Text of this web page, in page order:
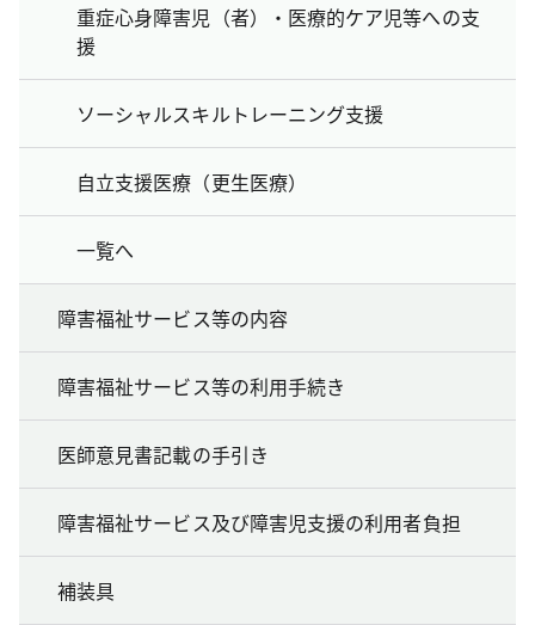
重症心身障害児（者）・医療的ケア児等への支
援
ソーシャルスキルトレーニング支援
自立支援医療（更生医療）
一覧へ
障害福祉サービス等の内容
障害福祉サービス等の利用手続き
医師意見書記載の手引き
障害福祉サービス及び障害児支援の利用者負担
補装具